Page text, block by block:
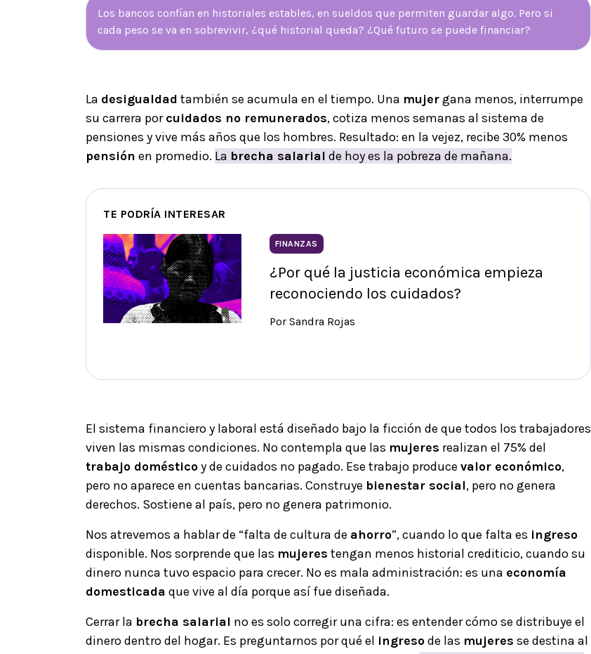
Los bancos confían en historiales estables, en sueldos que permiten guardar algo. Pero si
cada peso se va en sobrevivir, ¿qué historial queda? ¿Qué futuro se puede financiar?
La desigualdad también se acumula en el tiempo. Una mujergana menos, interrumpe
su carrera porcuidados no remunerados, cotiza menos semanas al sistema de
pensiones y vive más años que los hombres. Resultado: en la vejez, recibe 30% menos
pensión en promedio. La brecha salarial de hoy es la pobreza de mañana.
TE PODRÍA INTERESAR
FINANZAS
¿Por qué la justicia económica empieza
reconociendo los cuidados?
Por Sandra Rojas
El sistema financiero y laboral está diseñado bajo la ficción de que todos los trabajadores
viven las mismas condiciones. No contempla que las mujeres realizan el 75% del
trabajo domésticoy de cuidados no pagado. Ese trabajo produce valor económico,
pero no aparece en cuentas bancarias. Construye bienestar social, pero no genera
derechos. Sostiene al país, pero no genera patrimonio.
Nos atrevemos a hablar de “falta de cultura de ahorro”, cuando lo que falta es ingreso
disponible. Nos sorprende que las mujeres tengan menos historial crediticio, cuando su
dinero nunca tuvo espacio para crecer. No es mala administración: es una economía
domesticada que vive al día porque así fue diseñada.
Cerrar la brecha salarial no es solo corregir una cifra: es entender cómo se distribuye el
dinero dentro del hogar. Es preguntarnos por qué el ingresode las mujeres se destina al